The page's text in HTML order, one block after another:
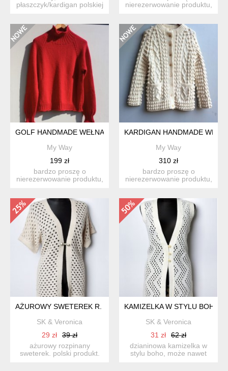
płaszczyk/kardigan polskiej
nierezerwowanie produktu,
GOLF HANDMADE WEŁNA
My Way
199 zł
bardzo proszę o
nierezerwowanie produktu,
KARDIGAN HANDMADE
My Way
310 zł
bardzo proszę o
nierezerwowanie produktu,
AŻUROWY SWETEREK R. L
SK & Veronica
29 zł
39 zł
ażurowy rozpinany
sweterek. polski produkt.
KAMIZELKA W STYLU BOHO
SK & Veronica
31 zł
62 zł
dzianinowa kamizelka w
stylu boho, może nawet